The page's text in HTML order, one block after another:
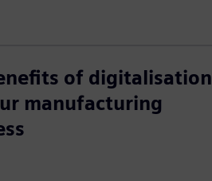
of digitalisation
manufacturing